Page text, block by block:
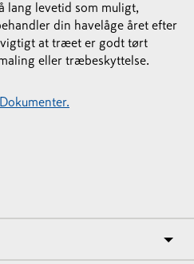
lang levetid som muligt,
din havelåge året efter
at træet er godt tørt
eller træbeskyttelse.